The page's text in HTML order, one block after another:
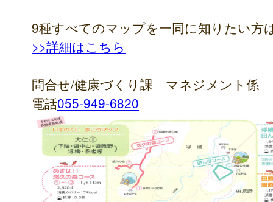
9種すべてのマップを一同に知りたい方
>>詳細はこちら
問合せ/健康づくり課 マネジメント係
電話055-949-6820